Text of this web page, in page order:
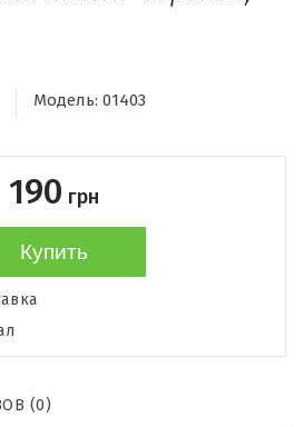
Модель: 01403
190 грн
Купить
(0)